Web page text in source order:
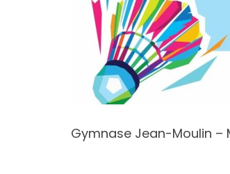
Gymnase Jean-Moulin –